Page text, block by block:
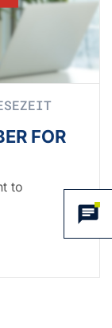
FOR
to